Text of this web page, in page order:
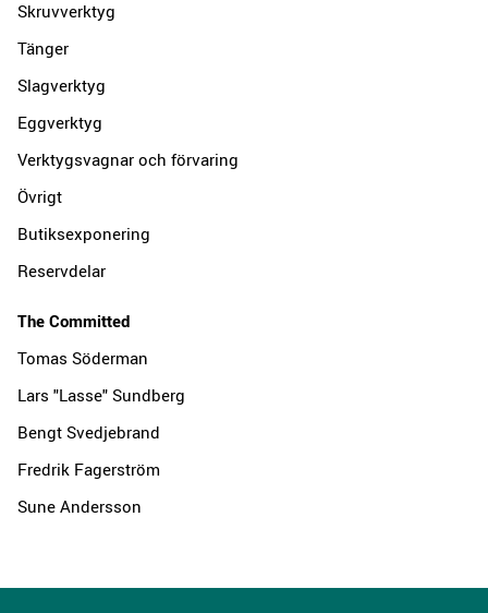
Skruvverktyg
Tänger
Slagverktyg
Eggverktyg
Verktygsvagnar och förvaring
Övrigt
Butiksexponering
Reservdelar
The Committed
Tomas Söderman
Lars "Lasse" Sundberg
Bengt Svedjebrand
Fredrik Fagerström
Sune Andersson